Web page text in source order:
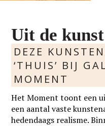
Uit de kunst
DEZE
‘THUIS’ BIJ
MOMENT
Het Moment toont een
een aantal vaste
hedendaags realisme.